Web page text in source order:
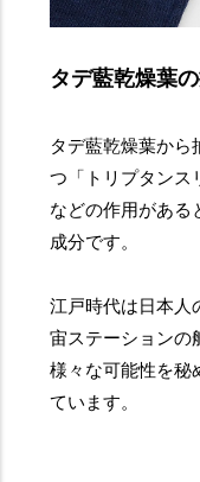
タデ藍乾燥葉
タデ藍乾燥葉から
つ「トリプタンス
などの作用がある
成分です。
江戸時代は日本人
宙ステーションの
様々な可能性を秘
ています。